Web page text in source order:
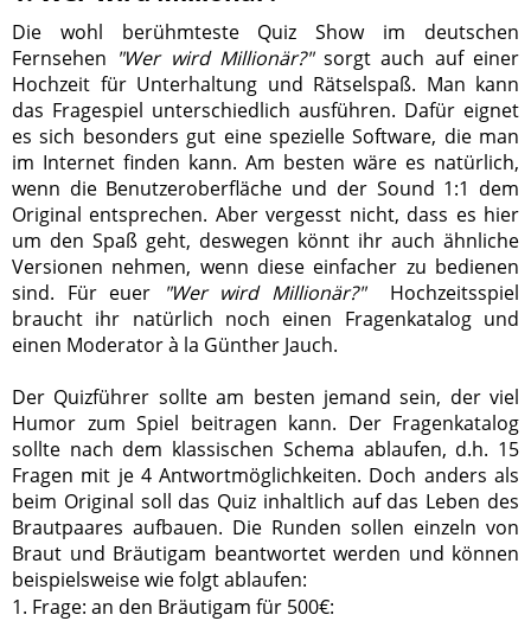
Die wohl berühmteste Quiz Show im deutschen
Fernsehen "Wer wird Millionär?" sorgt auch auf einer
Hochzeit für Unterhaltung und Rätselspaß. Man kann
das Fragespiel unterschiedlich ausführen. Dafür eignet
es sich besonders gut eine spezielle Software, die man
im Internet finden kann. Am besten wäre es natürlich,
wenn die Benutzeroberfläche und der Sound 1:1 dem
Original entsprechen. Aber vergesst nicht, dass es hier
um den Spaß geht, deswegen könnt ihr auch ähnliche
Versionen nehmen, wenn diese einfacher zu bedienen
sind. Für euer
"Wer wird Millionär?" Hochzeitsspiel
braucht ihr natürlich noch einen Fragenkatalog und
einen Moderator à la Günther Jauch.
Der Quizführer sollte am besten jemand sein, der viel
Humor zum Spiel beitragen kann. Der Fragenkatalog
sollte nach dem klassischen Schema ablaufen, d.h. 15
Fragen mit je 4 Antwortmöglichkeiten. Doch anders als
beim Original soll das Quiz inhaltlich auf das Leben des
Brautpaares aufbauen. Die Runden sollen einzeln von
Braut und Bräutigam beantwortet werden und können
beispielsweise wie folgt ablaufen:
1. Frage: an den Bräutigam für 500€: